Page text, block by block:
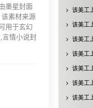
墨星封面
素材来源
用于玄幻
言情小说封
该美工
该美工
该美工
该美工
该美工
该美工
该美工